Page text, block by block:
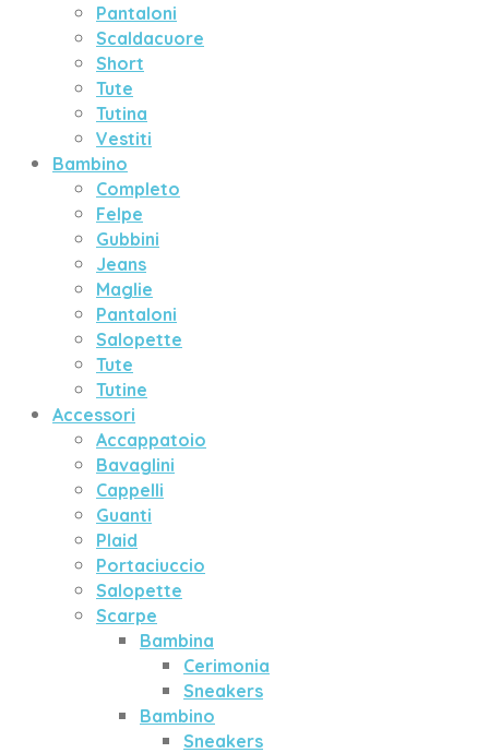
Pantaloni
Scaldacuore
Short
Tute
Tutina
Vestiti
Bambino
Completo
Felpe
Gubbini
Jeans
Maglie
Pantaloni
Salopette
Tute
Tutine
Accessori
Accappatoio
Bavaglini
Cappelli
Guanti
Plaid
Portaciuccio
Salopette
Scarpe
Bambina
Cerimonia
Sneakers
Bambino
Sneakers